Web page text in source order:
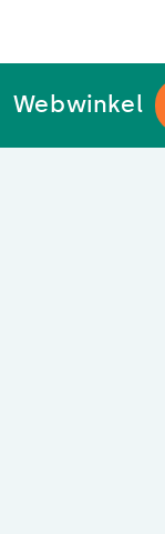
Webwinkel